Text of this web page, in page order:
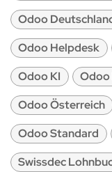
Odoo
Odoo Helpdesk
Odoo KI
Odoo
Odoo Österreich
Odoo Standard
Swissdec